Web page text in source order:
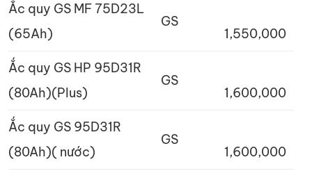
Ắc quy GS MF 75D23L
(65Ah)
GS
1,550,000
Ắc quy GS HP 95D31R
(80Ah)(Plus)
GS
1,600,000
Ắc quy GS 95D31R
(80Ah)( nước)
GS
1,600,000